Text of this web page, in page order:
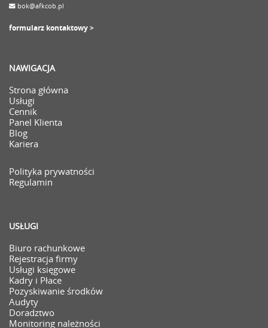
bok@afkcob.pl
formularz kontaktowy >
NAWIGACJA
Strona główna
Usługi
Cennik
Panel Klienta
Blog
Kariera
Polityka prywatności
Regulamin
USŁUGI
Biuro rachunkowe
Rejestracja firmy
Usługi księgowe
Kadry i Płace
Pozyskiwanie środków
Audyty
Doradztwo
Monitoring należności